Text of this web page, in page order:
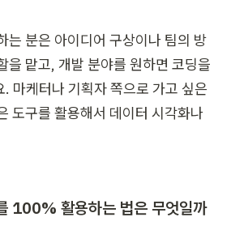
는 분은 아이디어 구상이나 팀의 방
을 맡고, 개발 분야를 원하면 코딩을
. 마케터나 기획자 쪽으로 가고 싶은
도구를 활용해서 데이터 시각화나
100% 활용하는 법은 무엇일까